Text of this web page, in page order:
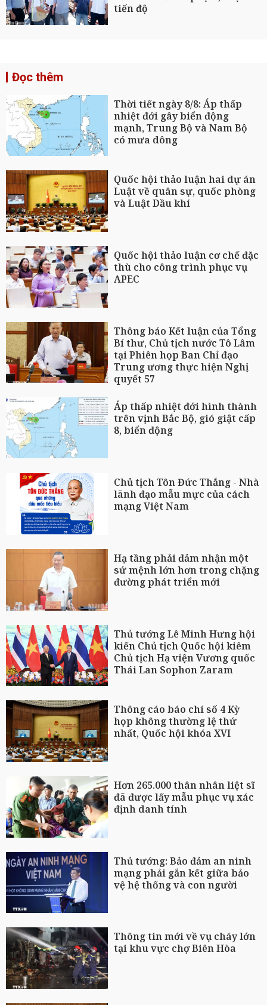
tiến độ
Đọc thêm
Thời tiết ngày 8/8: Áp thấp
nhiệt đới gây biển động
mạnh, Trung Bộ và Nam Bộ
có mưa dông
Quốc hội thảo luận hai dự án
Luật về quân sự, quốc phòng
và Luật Dầu khí
Quốc hội thảo luận cơ chế đặc
thù cho công trình phục vụ
APEC
Thông báo Kết luận của Tổng
Bí thư, Chủ tịch nước Tô Lâm
tại Phiên họp Ban Chỉ đạo
Trung ương thực hiện Nghị
quyết 57
Áp thấp nhiệt đới hình thành
trên vịnh Bắc Bộ, gió giật cấp
8, biển động
Chủ tịch Tôn Đức Thắng - Nhà
lãnh đạo mẫu mực của cách
mạng Việt Nam
Hạ tầng phải đảm nhận một
sứ mệnh lớn hơn trong chặng
đường phát triển mới
Thủ tướng Lê Minh Hưng hội
kiến Chủ tịch Quốc hội kiêm
Chủ tịch Hạ viện Vương quốc
Thái Lan Sophon Zaram
Thông cáo báo chí số 4 Kỳ
họp không thường lệ thứ
nhất, Quốc hội khóa XVI
Hơn 265.000 thân nhân liệt sĩ
đã được lấy mẫu phục vụ xác
định danh tính
Thủ tướng: Bảo đảm an ninh
mạng phải gắn kết giữa bảo
vệ hệ thống và con người
Thông tin mới về vụ cháy lớn
tại khu vực chợ Biên Hòa